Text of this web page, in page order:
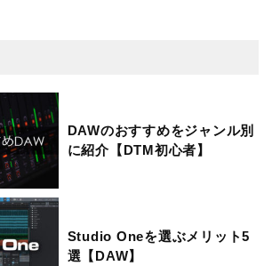
DAWのおすすめをジャンル別
に紹介【DTM初心者】
Studio Oneを選ぶメリット5
選【DAW】